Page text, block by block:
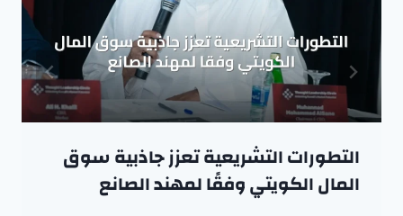
التطورات التشريعية تعزز جاذبية سوق
المال الكويتي وفقًا لمهند الصانع